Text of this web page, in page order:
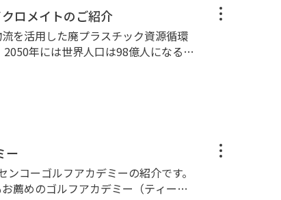
ノミー（Circular Economy）“の実
ーキュラーエコノミー化の流れを受
衣服を店頭で回収し、リサイクルやリ
れてきました。しかし、サプライチ
ーの廃棄物は、非常にきれいな状態
企業の枠を超えた横断的な仕組みを構
事業では、センコー商事がコーデ
を資源として管理し、静脈サプライ
ロメイトのご紹介
を活用した廃プラスチック資源循環
年までに世界全体の資源利用量は2
れています。大量生産・大量消費・
ノミー（Circular Economy）“の実
衣服を店頭で回収し、リサイクルやリ
れてきました。しかし、サプライチ
ー
コーゴルフアカデミーの紹介です。
薦めのゴルフアカデミー（ティーチ